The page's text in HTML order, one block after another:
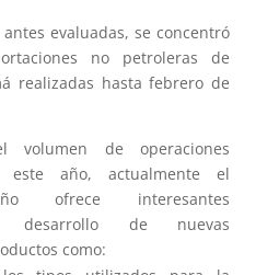
evaluadas, se concentró
no petroleras de
realizadas hasta febrero de
volumen de operaciones
este año, actualmente el
ofrece interesantes
desarrollo de nuevas
como: